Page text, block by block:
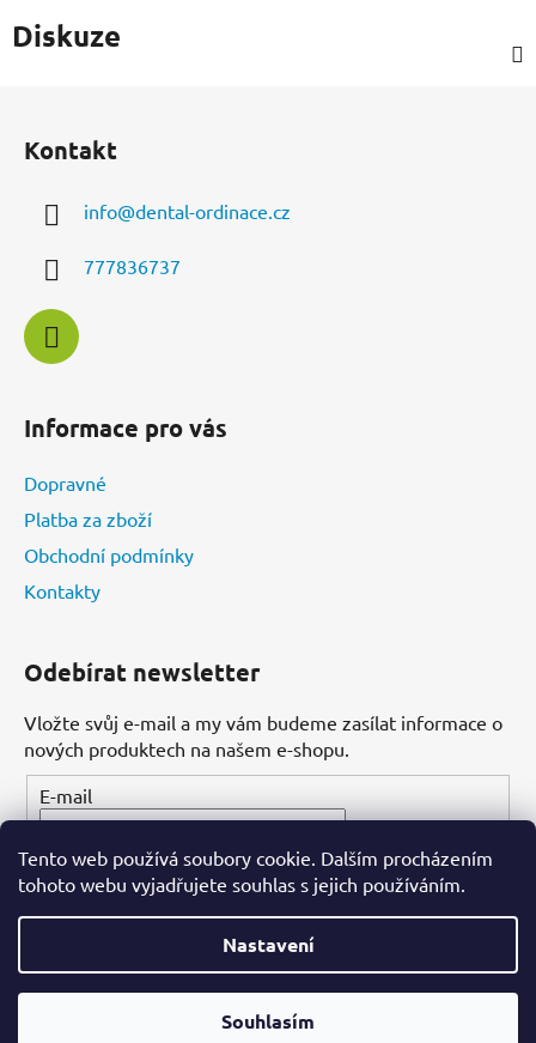
Tento web používá soubory cookie. Dalším procházením
tohoto webu vyjadřujete souhlas s jejich používáním.
Nastavení
Souhlasím
Diskuze
Kontakt
info@dental-ordinace.cz
777836737
Informace pro vás
Dopravné
Platba za zboží
Obchodní podmínky
Kontakty
Odebírat newsletter
Vložte svůj e-mail a my vám budeme zasílat informace o
nových produktech na našem e-shopu.
E-mail
PŘIHLÁSIT SE
Vytvořil Shoptet
Dental-ordinace.cz